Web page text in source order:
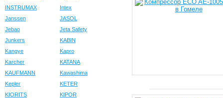
INSTRUMAX
Intex
Janssen
JASOL
Jebao
Jeta Safety
Junkers
KABIN
Kangye
Kapro
Karcher
KATANA
KAUFMANN
Kawashima
Kepler
KETER
KIORITS
KIPOR